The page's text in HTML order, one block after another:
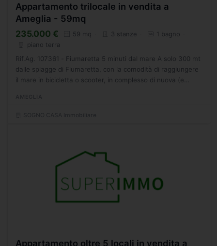
Appartamento trilocale in vendita a
Ameglia - 59mq
235.000 € 59 mq 3 stanze
1 bagno
piano terra
Rif.Ag. 107361 - Fiumaretta 5 minuti dal mare A solo 300 mt
dalle spiagge di Fiumaretta, con la comodità di raggiungere
il mare in bicicletta o scooter, in complesso di nuova (e
Appartamento oltre 5 locali in vendita a